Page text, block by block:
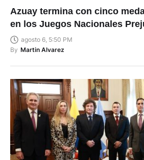
Azuay termina con cinco
en los Juegos Nacionales
agosto 6, 5:50 PM
By Martin Alvarez